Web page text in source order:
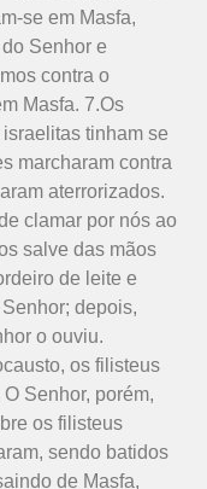
se em Masfa,
Senhor e
contra o
Masfa. 7.Os
tinham se
marcharam contra
aterrorizados.
clamar por nós ao
salve das mãos
de leite e
depois,
o ouviu.
os filisteus
Senhor, porém,
os filisteus
sendo batidos
de Masfa,